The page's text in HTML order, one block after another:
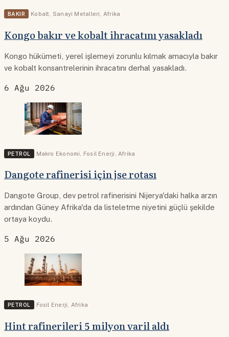
BAKIR Kobalt, Sanayi Metalleri, Afrika
Kongo bakır ve kobalt ihracatını yasakladı
Kongo hükümeti, yerel işlemeyi zorunlu kılmak amacıyla bakır
ve kobalt konsantrelerinin ihracatını derhal yasakladı.
6 Ağu 2026
PETROL Makro Ekonomi Fosil Enerji Afrika
Dangote rafinerisi için jse rotası
Dangote Group, dev petrol rafinerisini Nijerya'daki halka arzın
ardından Güney Afrika'da da listeletme niyetini güçlü şekilde
ortaya koydu.
5 Ağu 2026
PETROL Fosil Enerji Afrika
Hint rafinerileri 5 milyon varil aldı